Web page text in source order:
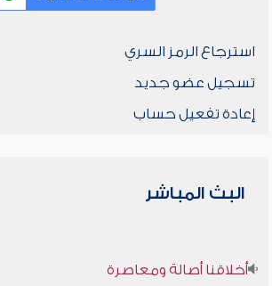
استرجاع الرمز السري
تسجيل عضو جديد
إعادة تفعيل حساب
البث المباشر
أخلاقنا أصالة ومعاصرة